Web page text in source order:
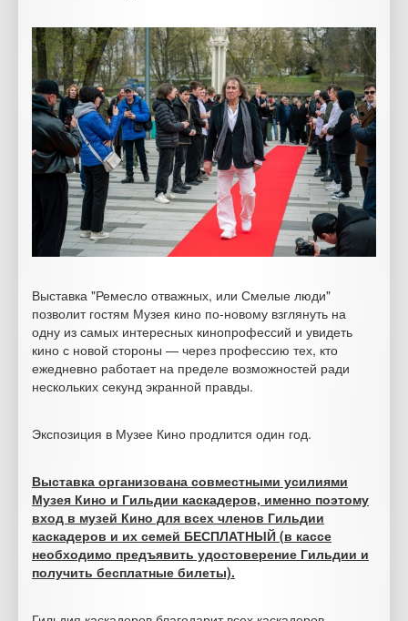
Выставка "Ремесло отважных, или Смелые люди"
позволит гостям Музея кино по-новому взглянуть на
одну из самых интересных кинопрофессий и увидеть
кино с новой стороны — через профессию тех, кто
ежедневно работает на пределе возможностей ради
нескольких секунд экранной правды.
Экспозиция в Музее Кино продлится один год.
Выставка организована совместными усилиями
Музея Кино и Гильдии каскадеров, именно поэтому
вход в музей Кино для всех членов Гильдии
каскадеров и их семей БЕСПЛАТНЫЙ (в кассе
необходимо предъявить удостоверение Гильдии и
получить бесплатные билеты).